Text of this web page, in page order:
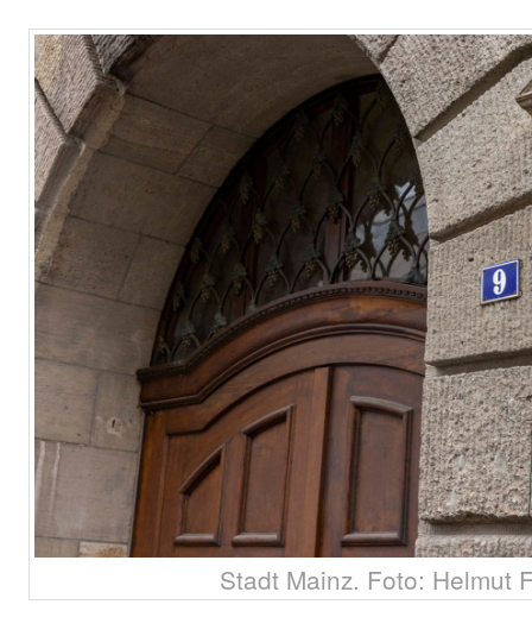
Stadt Mainz. Foto: Helmut